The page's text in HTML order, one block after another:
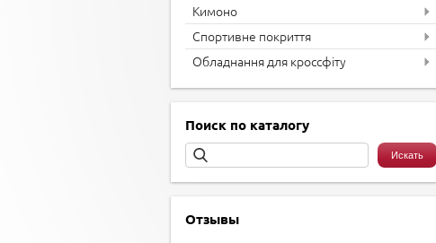
Кимоно
Спортивне покриття
Обладнання для кроссфіту
Поиск по каталогу
Отзывы